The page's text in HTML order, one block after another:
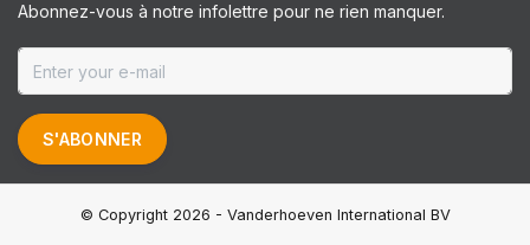
Abonnez-vous à notre infolettre pour ne rien manquer.
S'ABONNER
© Copyright 2026 - Vanderhoeven International BV